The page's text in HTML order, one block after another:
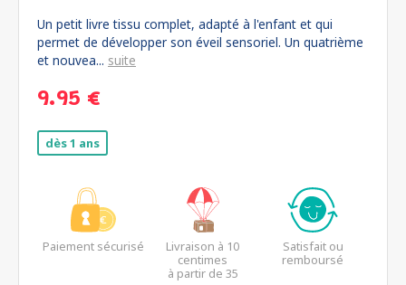
Un petit livre tissu complet, adapté à l'enfant et qui
permet de développer son éveil sensoriel. Un quatrième
et nouvea... suite
9.95 €
dès 1 ans
Paiement sécurisé
Livraison à 10
centimes
à partir de 35
Satisfait ou
remboursé